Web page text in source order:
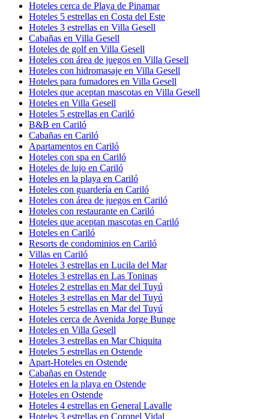
Hoteles cerca de Playa de Pinamar
Hoteles 5 estrellas en Costa del Este
Hoteles 3 estrellas en Villa Gesell
Cabañas en Villa Gesell
Hoteles de golf en Villa Gesell
Hoteles con área de juegos en Villa Gesell
Hoteles con hidromasaje en Villa Gesell
Hoteles para fumadores en Villa Gesell
Hoteles que aceptan mascotas en Villa Gesell
Hoteles en Villa Gesell
Hoteles 5 estrellas en Cariló
B&B en Cariló
Cabañas en Cariló
Apartamentos en Cariló
Hoteles con spa en Cariló
Hoteles de lujo en Cariló
Hoteles en la playa en Cariló
Hoteles con guardería en Cariló
Hoteles con área de juegos en Cariló
Hoteles con restaurante en Cariló
Hoteles que aceptan mascotas en Cariló
Hoteles en Cariló
Resorts de condominios en Cariló
Villas en Cariló
Hoteles 3 estrellas en Lucila del Mar
Hoteles 3 estrellas en Las Toninas
Hoteles 2 estrellas en Mar del Tuyú
Hoteles 3 estrellas en Mar del Tuyú
Hoteles 5 estrellas en Mar del Tuyú
Hoteles cerca de Avenida Jorge Bunge
Hoteles en Villa Gesell
Hoteles 3 estrellas en Mar Chiquita
Hoteles 5 estrellas en Ostende
Apart-Hoteles en Ostende
Cabañas en Ostende
Hoteles en la playa en Ostende
Hoteles en Ostende
Hoteles 4 estrellas en General Lavalle
Hoteles 3 estrellas en Coronel Vidal